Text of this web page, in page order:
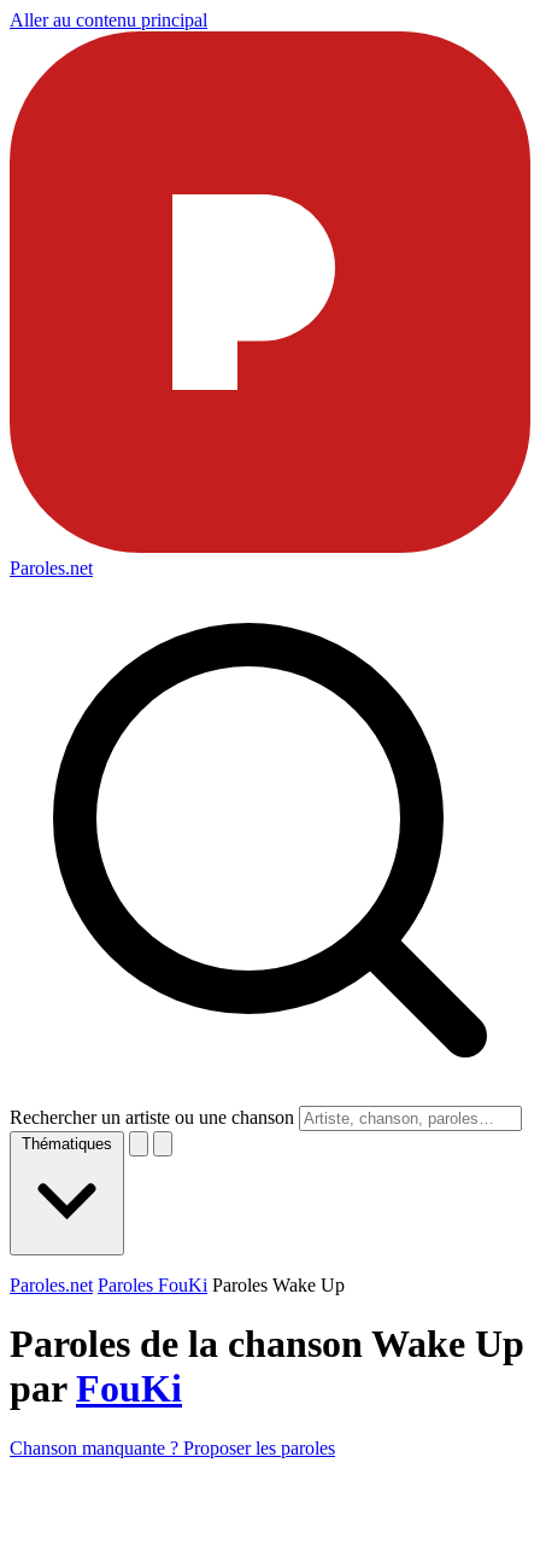
Aller au contenu principal
Paroles.net
Rechercher un artiste ou une chanson
Thématiques
Paroles.net Paroles FouKi Paroles Wake Up
Paroles de la chanson Wake Up
parFouKi
Chanson manquante ? Proposer les paroles